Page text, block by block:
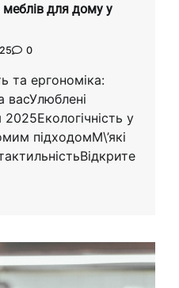
меблів для дому у
0
та ергономіка:
васУлюблені
у
підходомМ\’які